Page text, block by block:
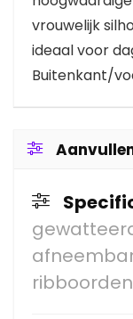
vrouwelijk
ideaal voor
Buitenkant/
ribboorden